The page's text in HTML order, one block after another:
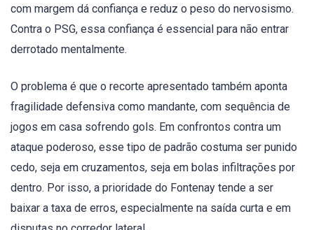
com margem dá confiança e reduz o peso do nervosismo.
Contra o PSG, essa confiança é essencial para não entrar
derrotado mentalmente.
O problema é que o recorte apresentado também aponta
fragilidade defensiva como mandante, com sequência de
jogos em casa sofrendo gols. Em confrontos contra um
ataque poderoso, esse tipo de padrão costuma ser punido
cedo, seja em cruzamentos, seja em bolas infiltrações por
dentro. Por isso, a prioridade do Fontenay tende a ser
baixar a taxa de erros, especialmente na saída curta e em